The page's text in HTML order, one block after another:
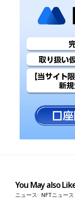
You May also
ニュース NFTニュース